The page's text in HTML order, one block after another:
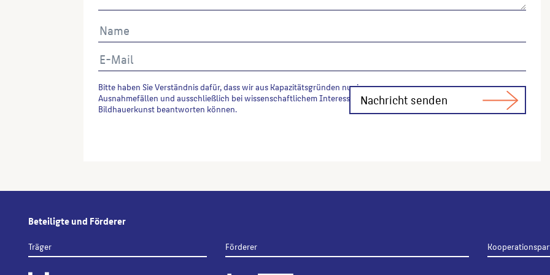
Bitte haben Sie Verständnis dafür, dass wir aus Kapazitätsgründen nur in
Ausnahmefällen und ausschließlich bei wissenschaftlichem Interesse Fachfragen zur
Bildhauerkunst beantworten können.
Beteiligte und Förderer
Träger Förderer